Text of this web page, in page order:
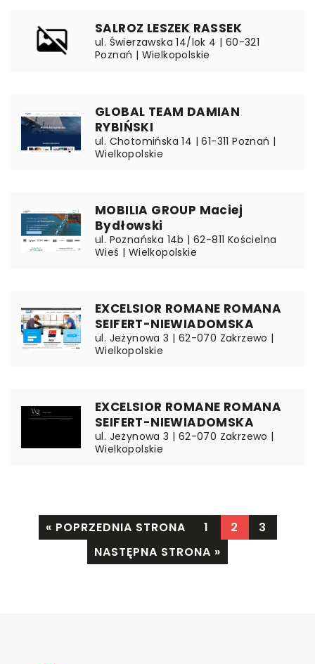
SALROZ LESZEK RASSEK
ul. Świerzawska 14/lok 4 | 60-321
Poznań | Wielkopolskie
GLOBAL TEAM DAMIAN
RYBIŃSKI
ul. Chotomińska 14 | 61-311 Poznań |
Wielkopolskie
MOBILIA GROUP Maciej
Bydłowski
ul. Poznańska 14b | 62-811 Kościelna
Wieś | Wielkopolskie
EXCELSIOR ROMANE ROMANA
SEIFERT-NIEWIADOMSKA
ul. Jeżynowa 3 | 62-070 Zakrzewo |
Wielkopolskie
EXCELSIOR ROMANE ROMANA
SEIFERT-NIEWIADOMSKA
ul. Jeżynowa 3 | 62-070 Zakrzewo |
Wielkopolskie
« POPRZEDNIA STRONA 1 2
3
NASTĘPNA STRONA »